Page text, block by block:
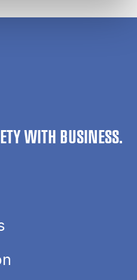
WITH BUSINESS.